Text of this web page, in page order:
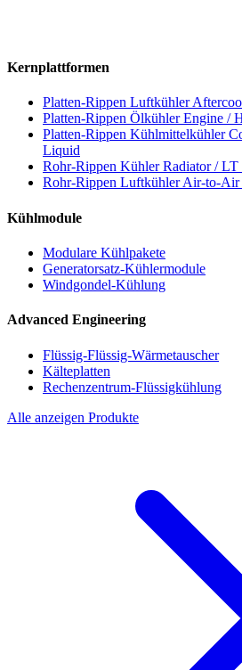
Kernplattformen
Platten-Rippen Luftkühler
Platten-Rippen ÖlkühlerEngine /
Platten-Rippen Kühlmittelkühler
Liquid
Rohr-Rippen KühlerRadiator / LT
Rohr-Rippen LuftkühlerAir-to-Air
Kühlmodule
Modulare Kühlpakete
Generatorsatz-Kühlermodule
Windgondel-Kühlung
Advanced Engineering
Flüssig-Flüssig-Wärmetauscher
Kälteplatten
Rechenzentrum-Flüssigkühlung
Alle anzeigen Produkte